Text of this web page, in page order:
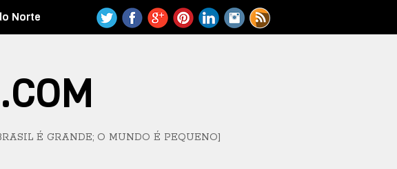
Norte
É GRANDE; O MUNDO É PEQUENO]